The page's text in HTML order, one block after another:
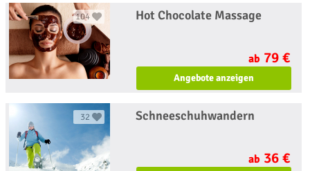
104 Hot Chocolate Massage
ab 79 €
Angebote anzeigen
32 Schneeschuhwandern
ab 36 €